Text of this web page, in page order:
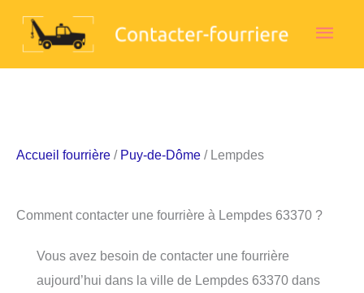
Accueil fourrière / Puy-de-Dôme / Lempdes
Comment contacter une fourrière à Lempdes 63370 ?
Vous avez besoin de contacter une fourrière
aujourd’hui dans la ville de Lempdes 63370 dans